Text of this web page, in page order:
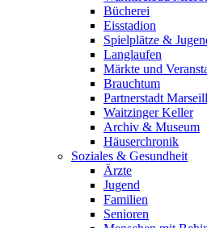
Bücherei
Eisstadion
Spielplätze &
Langlaufen
Märkte und
Brauchtum
Partnerstadt
Waitzinger Keller
Archiv & Museum
Häuserchronik
Soziales & Gesundheit
Ärzte
Jugend
Familien
Senioren